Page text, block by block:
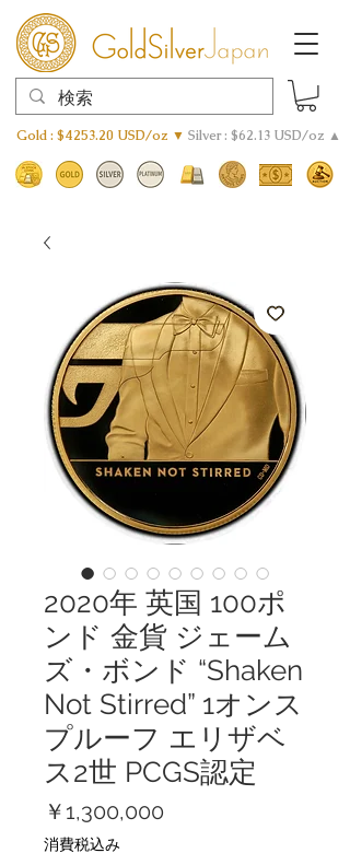
Gold : $4253.20 USD/oz ▼ Silver : $62.13 USD/oz ▲
2020年 英国 100ポ
ンド 金貨 ジェーム
ズ・ボンド “Shaken
Not Stirred” 1オンス
プルーフ エリザベ
ス2世 PCGS認定
￥1,300,000
消費税込み